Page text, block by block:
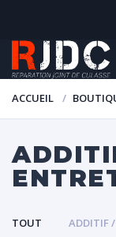
ACCUEIL
TOUT
ADDITIF